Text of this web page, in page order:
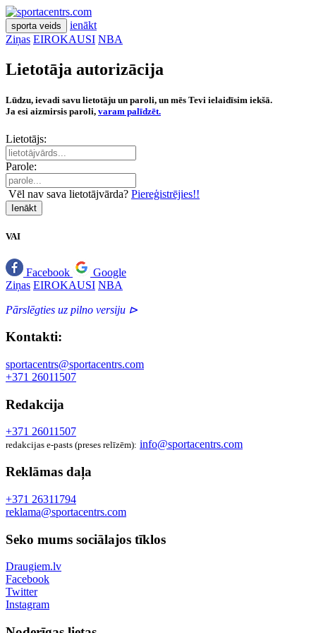
sporta veids
ienākt
Ziņas EIROKAUSI NBA
Lietotāja autorizācija
Lūdzu, ievadi savu lietotāju un paroli, un mēs Tevi ielaidīsim iekšā.
Ja esi aizmirsis paroli, varam palīdzēt.
Lietotājs:
Parole:
Vēl nav sava lietotājvārda? Piereģistrējies!!
Ienākt
VAI
Facebook
Google
Ziņas EIROKAUSI NBA
Pārslēgties uz pilno versiju ⊳
Kontakti:
sportacentrs@sportacentrs.com
+371 26011507
Redakcija
+371 26011507
redakcijas e-pasts (preses relīzēm): info@sportacentrs.com
Reklāmas daļa
+371 26311794
reklama@sportacentrs.com
Seko mums sociālajos tīklos
Draugiem.lv
Facebook
Twitter
Instagram